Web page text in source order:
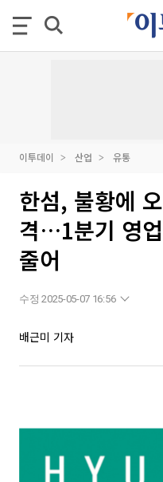
이투데이 산업 유통
한섬, 불황에
격…1분기 영
줄어
수정 2025-05-07 16:56
배근미 기자